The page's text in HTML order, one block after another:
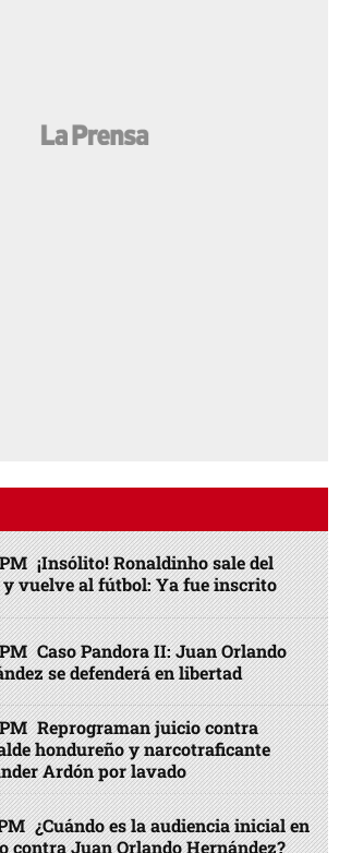
PM ¡Insólito! Ronaldinho sale del
vuelve al fútbol: Ya fue inscrito
PM Caso Pandora II: Juan Orlando
se defenderá en libertad
PM Reprograman juicio contra
hondureño y narcotraficante
Ardón por lavado
¿Cuándo es la audiencia inicial en
contra Juan Orlando Hernández?